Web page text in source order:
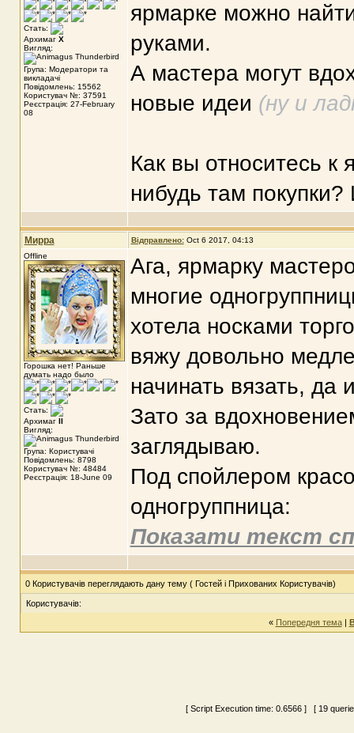
Стать:
Архимаг X
Вигляд:
Група: Модератори та
викладачі
Повідомлень: 15562
Користувач №: 37591
Реєстрація: 27-February
08
ярмарке можно
руками.
А мастера могут
новые идеи (ну и
Как вы относитесь к
нибудь там
Мирра Відправлено: Oct 6 2017, 04:13
Offline
Горошка нет! Раньше
думать надо было
Стать:
Архимаг II
Вигляд:
Група: Користувачі
Повідомлень: 8798
Користувач №: 48484
Реєстрація: 18-June 09
Ага, ярмарку
многие
хотела носками
вяжу довольно
начинать вязать, да
Зато за
заглядываю.
Под спойлером
одногруппница:
Показати текст
0 Користувачів переглядають дану тему ( Гостей і Прихованих Користувачів)
Користувачів:
« Попередня тема|
[ Script Execution time: 0.6566 ] [ 19